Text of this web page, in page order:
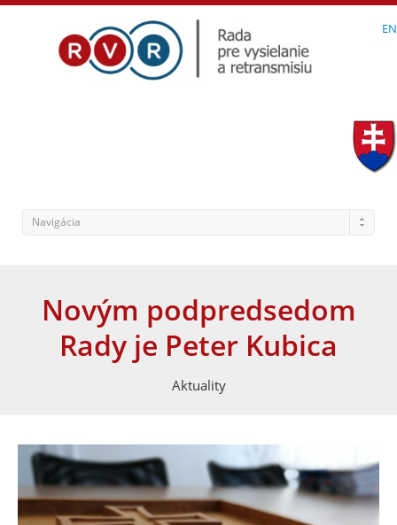
EN
Navigácia
Novým podpredsedom
Rady je Peter Kubica
Aktuality